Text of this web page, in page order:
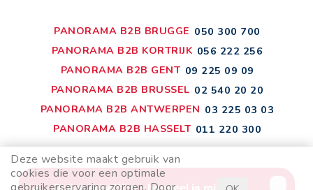
PANORAMA B2B BRUGGE 050 300 700
PANORAMA B2B KORTRIJK 056 222 256
PANORAMA B2B GENT 09 225 09 09
PANORAMA B2B BRUSSEL 02 540 20 20
PANORAMA B2B ANTWERPEN 03 225 03 03
PANORAMA B2B HASSELT 011 220 300
Deze website maakt gebruik van
cookies die voor een optimale